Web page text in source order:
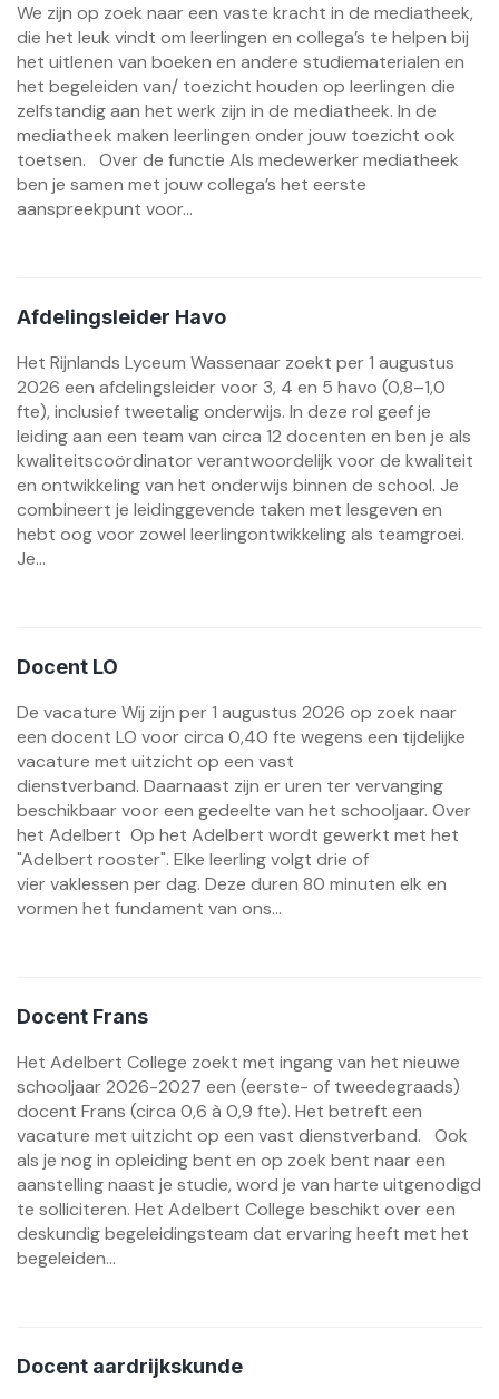
We zijn op zoek naar een vaste kracht in de mediatheek,
die het leuk vindt om leerlingen en collega’s te helpen bij
het uitlenen van boeken en andere studiematerialen en
het begeleiden van/ toezicht houden op leerlingen die
zelfstandig aan het werk zijn in de mediatheek. In de
mediatheek maken leerlingen onder jouw toezicht ook
toetsen. Over de functie Als medewerker mediatheek
ben je samen met jouw collega’s het eerste
aanspreekpunt voor...
Afdelingsleider Havo
Het Rijnlands Lyceum Wassenaar zoekt per 1 augustus
2026 een afdelingsleider voor 3, 4 en 5 havo (0,8–1,0
fte), inclusief tweetalig onderwijs. In deze rol geef je
leiding aan een team van circa 12 docenten en ben je als
kwaliteitscoördinator verantwoordelijk voor de kwaliteit
en ontwikkeling van het onderwijs binnen de school. Je
combineert je leidinggevende taken met lesgeven en
hebt oog voor zowel leerlingontwikkeling als teamgroei.
Je...
Docent LO
De vacature Wij zijn per 1 augustus 2026 op zoek naar
een docent LO voor circa 0,40 fte wegens een tijdelijke
vacature met uitzicht op een vast
dienstverband. Daarnaast zijn er uren ter vervanging
beschikbaar voor een gedeelte van het schooljaar. Over
het Adelbert Op het Adelbert wordt gewerkt met het
"Adelbert rooster". Elke leerling volgt drie of
vier vaklessen per dag. Deze duren 80 minuten elk en
vormen het fundament van ons...
Docent Frans
Het Adelbert College zoekt met ingang van het nieuwe
schooljaar 2026-2027 een (eerste- of tweedegraads)
docent Frans (circa 0,6 à 0,9 fte). Het betreft een
vacature met uitzicht op een vast dienstverband. Ook
als je nog in opleiding bent en op zoek bent naar een
aanstelling naast je studie, word je van harte uitgenodigd
te solliciteren. Het Adelbert College beschikt over een
deskundig begeleidingsteam dat ervaring heeft met het
begeleiden...
Docent aardrijkskunde